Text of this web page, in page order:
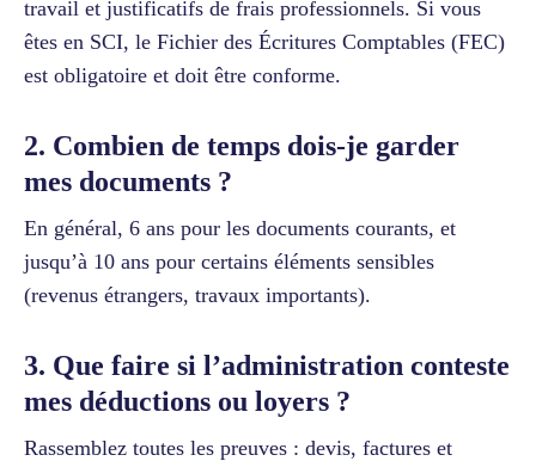
travail et justificatifs de frais professionnels. Si vous
êtes en SCI, le Fichier des Écritures Comptables (FEC)
est obligatoire et doit être conforme.
2. Combien de temps dois-je garder
mes documents ?
En général, 6 ans pour les documents courants, et
jusqu’à 10 ans pour certains éléments sensibles
(revenus étrangers, travaux importants).
3. Que faire si l’administration conteste
mes déductions ou loyers ?
Rassemblez toutes les preuves : devis, factures et